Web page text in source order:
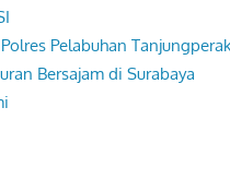
Pelabuhan
Bersajam di Surabaya